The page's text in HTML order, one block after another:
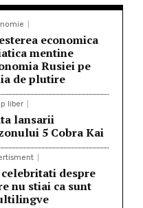
economica
mentine
Rusiei pe
de plutire
liber
lansarii
5 Cobra Kai
celebritati despre
nu stiai ca sunt